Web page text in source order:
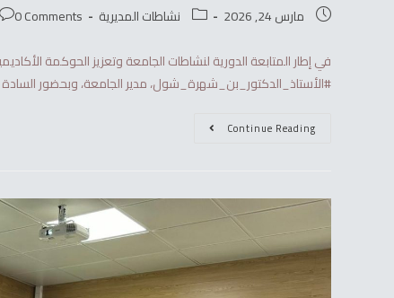
مارس 24, 2026 نشاطات المديرية
0 Comments
في إطار المتابعة الدورية لنشاطات الجامعة وتعزيز الحوكمة
#الأستاذ_الدكتور_بن_شهرة_شول، مدير الجامعة، وبحضور السادة
Continue Reading